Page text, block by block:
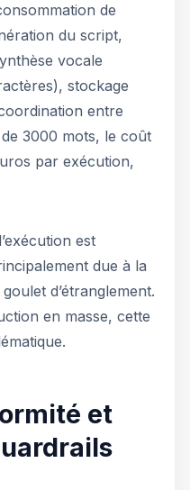
de
du script,
vocale
stockage
entre
3000 mots, le coût
par exécution,
est
due à la
d’étranglement.
en masse, cette
et